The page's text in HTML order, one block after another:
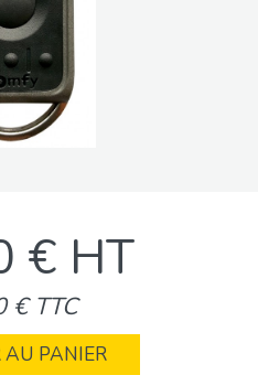
€ HT
€ TTC
AU PANIER